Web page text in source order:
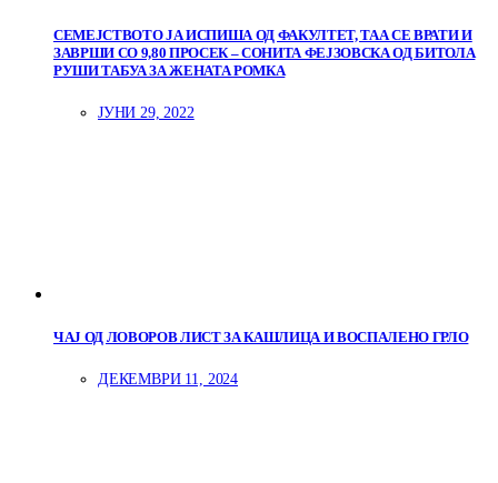
СЕМЕЈСТВОТО ЈА ИСПИША ОД ФАКУЛТЕТ, ТАА СЕ ВРАТИ И
ЗАВРШИ СО 9,80 ПРОСЕК – СОНИТА ФЕЈЗОВСКА ОД БИТОЛА
РУШИ ТАБУА ЗА ЖЕНАТА РОМКА
ЈУНИ 29, 2022
ЧАЈ ОД ЛОВОРОВ ЛИСТ ЗА КАШЛИЦА И ВОСПАЛЕНО ГРЛО
ДЕКЕМВРИ 11, 2024